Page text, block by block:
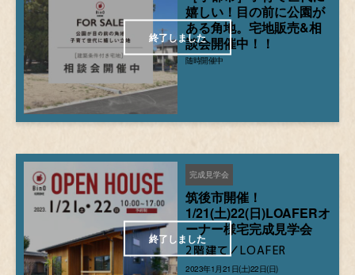
嬉しい！目の前に公園が
ある角地。宅地販売&相
談会開催中！！
随時開催中
完成見学会
筑後市開催！
1/21(土)22(日)LOAFERオ
ーナー様宅完成見学会
2階建て／LOAFER
2023年1月21日(土)22日(日)